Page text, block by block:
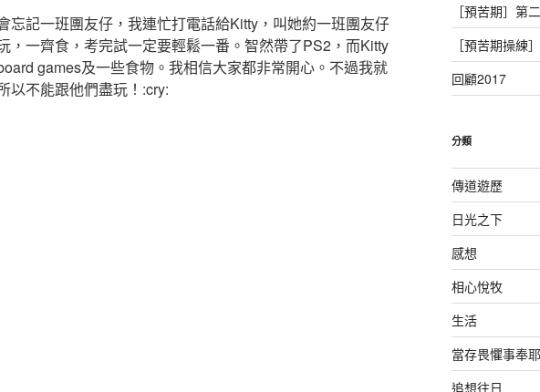
忘記一班團友仔，我連忙打電話給Kitty，叫她約一班團友仔
，一齊食，考完試一定要輕鬆一番。智然帶了PS2，而Kitty
games及一些食物。我相信大家都非常開心。不過我就
以不能跟他們盡玩！:cry:
［預苦期］第
［預苦期操練
回顧2017
分類
傳道遊歷
日光之下
感想
相心悅牧
生活
當存畏懼事奉
追想往日